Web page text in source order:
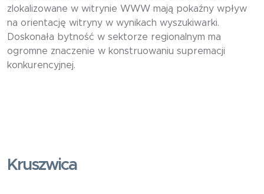
zlokalizowane w witrynie WWW mają pokaźny wpływ
na orientację witryny w wynikach wyszukiwarki.
Doskonała bytność w sektorze regionalnym ma
ogromne znaczenie w konstruowaniu supremacji
konkurencyjnej.
Kruszwica